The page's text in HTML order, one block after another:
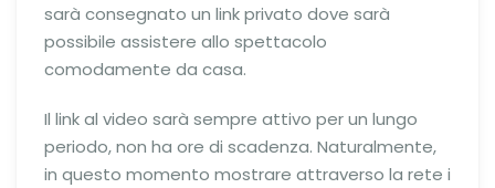
sarà consegnato un link privato dove sarà
possibile assistere allo spettacolo
comodamente da casa.
Il link al video sarà sempre attivo per un lungo
periodo, non ha ore di scadenza. Naturalmente,
in questo momento mostrare attraverso la rete i